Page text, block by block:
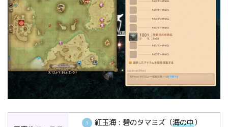
紅玉海 : 碧のタマミズ（海の中）